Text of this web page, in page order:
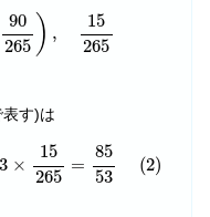
90
265 ) ,
15
265
+90 265 15 265
表す)は
3 ×
15
265
=
85
53
(2)
15265 8553